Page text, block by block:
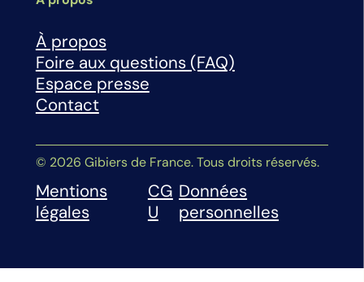
À propos
Foire aux questions (FAQ)
Espace presse
Contact
© 2026 Gibiers de France. Tous droits réservés.
Mentions
légales
CG
U
Données
personnelles